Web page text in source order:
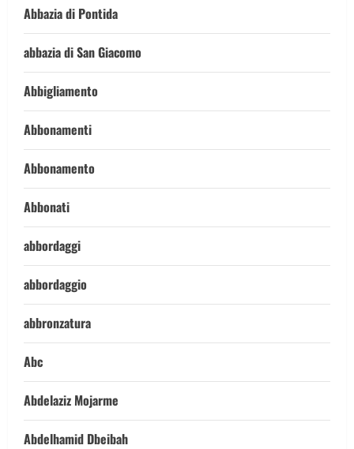
Abbazia di Pontida
abbazia di San Giacomo
Abbigliamento
Abbonamenti
Abbonamento
Abbonati
abbordaggi
abbordaggio
abbronzatura
Abc
Abdelaziz Mojarme
Abdelhamid Dbeibah